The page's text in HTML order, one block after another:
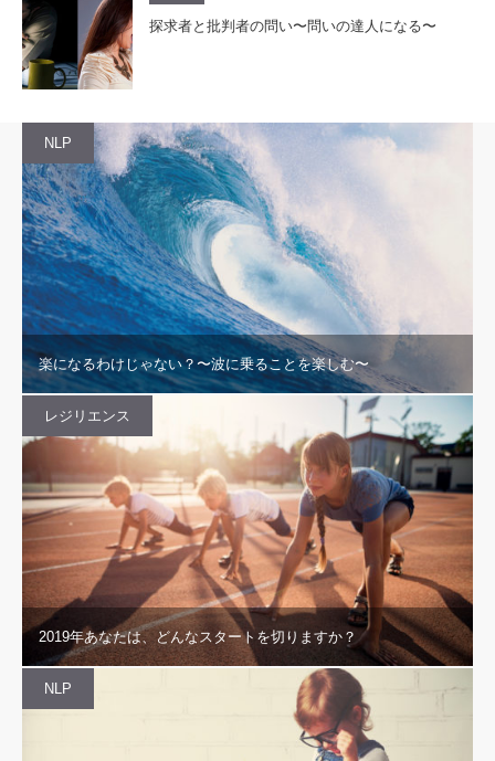
探求者と批判者の問い〜問いの達人になる〜
NLP
楽になるわけじゃない？〜波に乗ることを楽しむ〜
レジリエンス
2019年あなたは、どんなスタートを切りますか？
NLP